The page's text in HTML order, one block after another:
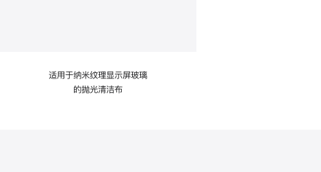
适用于纳米纹理显示屏玻璃
的抛光清洁布